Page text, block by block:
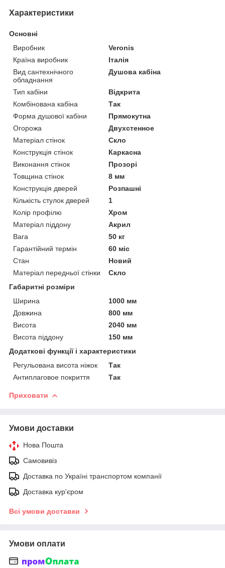
Характеристики
Основні
Виробник
Veronis
Країна виробник
Італія
Вид сантехнічного
обладнання
Душова кабіна
Тип кабіни
Відкрита
Комбінована кабіна
Так
Форма душової кабіни
Прямокутна
Огорожа
Двухстенное
Матеріал стінок
Скло
Конструкція стінок
Каркасна
Виконання стінок
Прозорі
Товщина стінок
8 мм
Конструкція дверей
Розпашні
Кількість стулок дверей
1
Колір профілю
Хром
Матеріал піддону
Акрил
Вага
50 кг
Гарантійний термін
60 міс
Стан
Новий
Матеріал передньої стінки
Скло
Габаритні розміри
Ширина
1000 мм
Довжина
800 мм
Висота
2040 мм
Висота піддону
150 мм
Додаткові функції і характеристики
Регульована висота ніжок
Так
Антиплаговое покриття
Так
Приховати
Умови доставки
Нова Пошта
Самовивіз
Доставка по Україні транспортом компанії
Доставка кур'єром
Всі умови доставки
Умови оплати